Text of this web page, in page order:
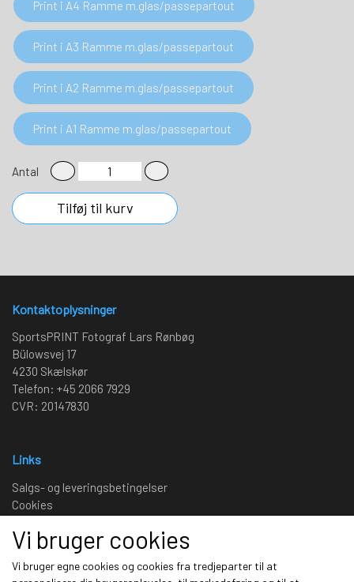
Print i A4 Ramme m.glas/passepartout
Print i A3 Ramme m.glas/passepartout
Print i A2 Ramme m.glas/passepartout
Print i A1 Ramme m.glas/passepartout
Antal
Tilføj til kurv
Kontaktoplysninger
SportsPRINT Fotograf Lars Rønbøg
Bülowsvej 17
4230 Skælskør
Telefon: +45 2066 7929
CVR: 20147830
Links
Salgs- og leveringsbetingelser
Cookies
Kunde login
Vi bruger cookies
Vi bruger egne cookies og cookies fra tredjeparter til at